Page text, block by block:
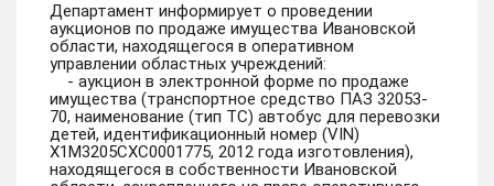
Департамент информирует о проведении
аукционов по продаже имущества Ивановской
области, находящегося в оперативном
управлении областных учреждений:
- аукцион в электронной форме по продаже
имущества (транспортное средство ПАЗ 32053-
70, наименование (тип ТС) автобус для перевозки
детей, идентификационный номер (VIN)
X1M3205CXC0001775, 2012 года изготовления),
находящегося в собственности Ивановской